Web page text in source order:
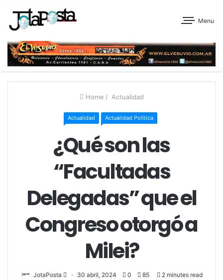
Menu
Home / Actualidad
Actualidad Actualidad Política
¿Qué son las
“Facultadas
Delegadas” que el
Congreso otorgó a
Milei?
JotaPosta 30 abril, 2024 0 85 2 minutes read